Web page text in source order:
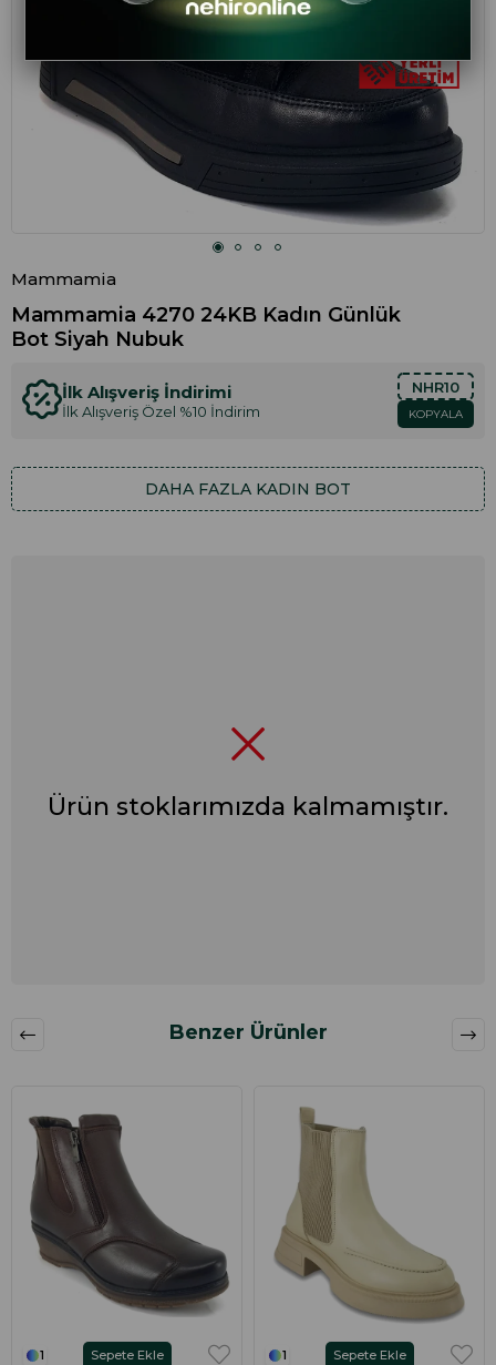
Mammamia
Mammamia 4270 24KB Kadın Günlük
Bot Siyah Nubuk
İlk Alışveriş İndirimi
İlk Alışveriş Özel %10 İndirim
NHR10
KOPYALA
DAHA FAZLA KADIN BOT
Ürün stoklarımızda kalmamıştır.
Benzer Ürünler
1 Sepete Ekle 1 Sepete Ekle